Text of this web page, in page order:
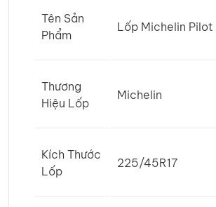
Tên Sản
Phẩm
Lốp Michelin
Thương
Hiệu Lốp
Michelin
Kích Thước
Lốp
225/45R17